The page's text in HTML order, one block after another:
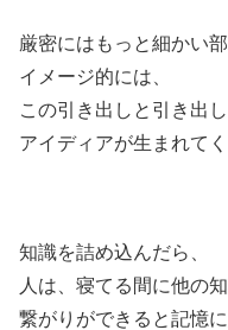
厳密にはもっと細かい
イメージ的には、
この引き出しと引き出
アイディアが生まれてく
知識を詰め込んだら、
人は、寝てる間に他の
繋がりができると記憶